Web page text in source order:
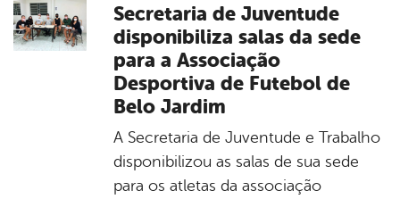
Secretaria de Juventude
disponibiliza salas da sede
para a Associação
Desportiva de Futebol de
Belo Jardim
A Secretaria de Juventude e Trabalho
disponibilizou as salas de sua sede
para os atletas da associação